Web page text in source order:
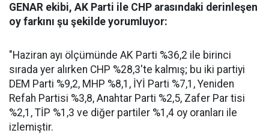
GENAR ekibi, AK Parti ile CHP arasındaki derinleşen
oy farkını şu şekilde yorumluyor:
"Haziran ayı ölçümünde AK Parti %36,2 ile birinci
sırada yer alırken CHP %28,3'te kalmış; bu iki partiyi
DEM Parti %9,2, MHP %8,1, İYİ Parti %7,1, Yeniden
Refah Partisi %3,8, Anahtar Parti %2,5, Zafer Par tisi
%2,1, TİP %1,3 ve diğer partiler %1,4 oy oranları ile
izlemiştir.